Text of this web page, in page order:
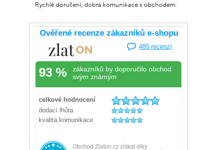
Rychlé doručení, dobrá komunikace s obchodem.